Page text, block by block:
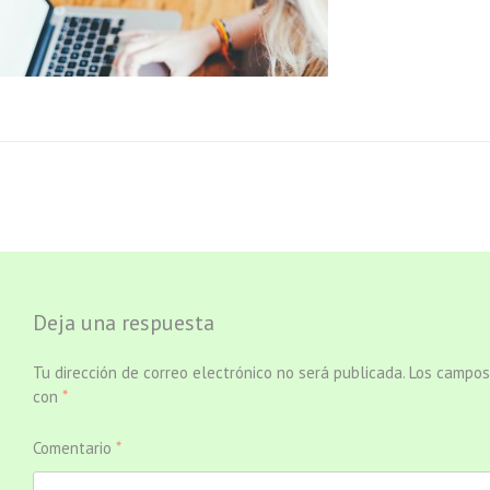
Deja una respuesta
Tu dirección de correo electrónico no será publicada. Los
con *
Comentario *